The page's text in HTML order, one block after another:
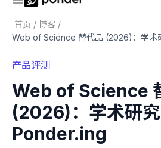
首页 / 博客 /
Web of Science 替代品 (2026)：学术
产品评测
Web of Science
(2026)：学术研究
Ponder.ing